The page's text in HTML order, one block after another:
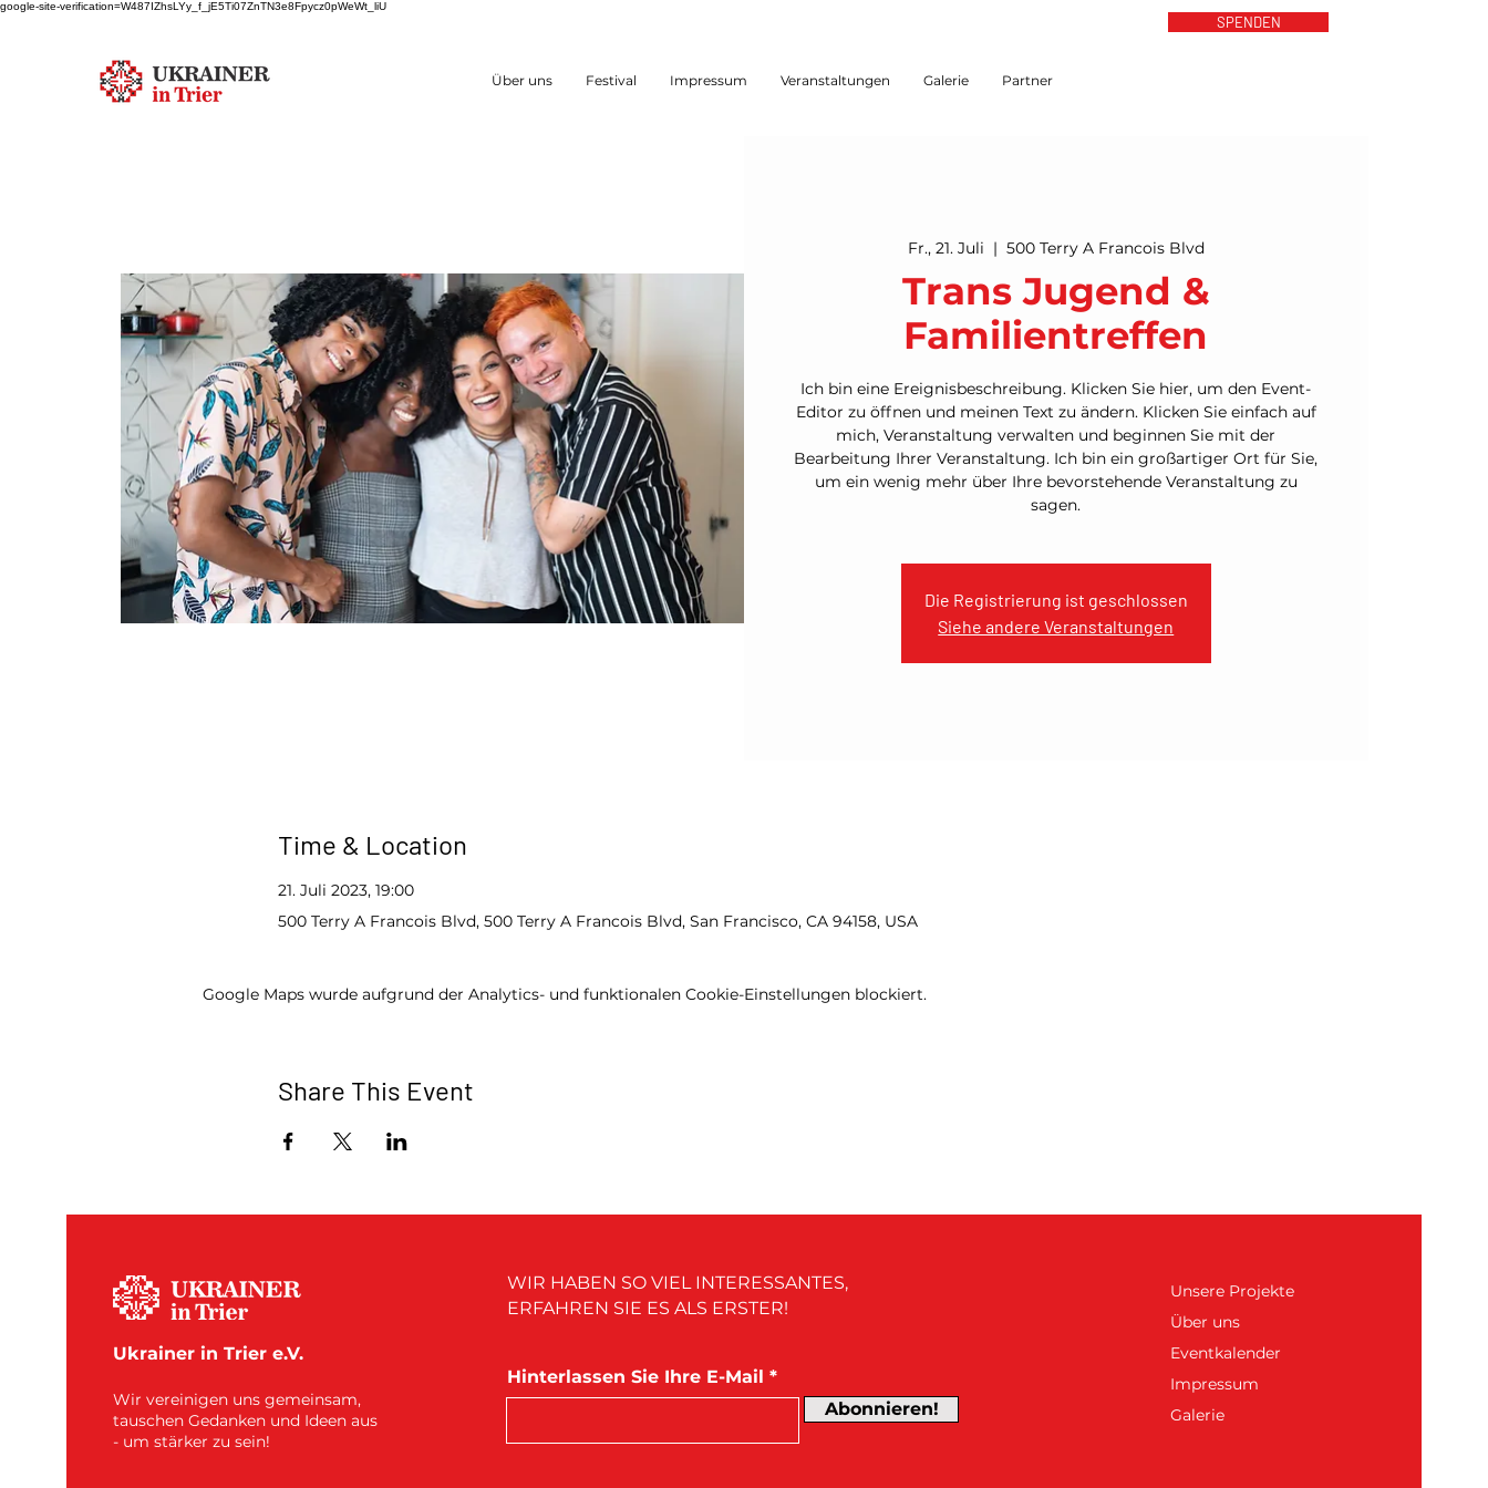
google-site-verification=W487IZhsLYy_f_jE5Ti07ZnTN3e8Fpycz0pWeWt_liU
Über uns Festival Impressum Veranstaltungen Galerie Partner
SPENDEN
Fr., 21. Juli
  |
500 Terry A Francois Blvd
Trans Jugend &
Familientreffen
Ich bin eine Ereignisbeschreibung. Klicken Sie hier, um den Event-
Editor zu öffnen und meinen Text zu ändern. Klicken Sie einfach auf
mich, Veranstaltung verwalten und beginnen Sie mit der
Bearbeitung Ihrer Veranstaltung. Ich bin ein großartiger Ort für Sie,
um ein wenig mehr über Ihre bevorstehende Veranstaltung zu
sagen.
Die Registrierung ist geschlossen
Siehe andere Veranstaltungen
Time & Location
21. Juli 2023, 19:00
500 Terry A Francois Blvd, 500 Terry A Francois Blvd, San Francisco, CA 94158, USA
Google Maps wurde aufgrund der Analytics- und funktionalen Cookie-Einstellungen blockiert.
Share This Event
Ukrainer in Trier e.V.
Wir vereinigen uns gemeinsam,
tauschen Gedanken und Ideen aus
- um stärker zu sein!
WIR HABEN SO VIEL INTERESSANTES,
ERFAHREN SIE ES ALS ERSTER!
Hinterlassen Sie Ihre E-Mail
Abonnieren!
Unsere Projekte
Über uns
Eventkalender
Impressum
Galerie